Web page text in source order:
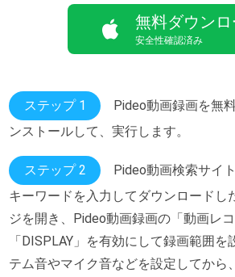
無料ダウンロ
安全性確認済み
ステップ 1
Pideo動画録画を無
ンストールして、実行します。
ステップ 2
Pideo動画検索サイ
キーワードを入力してダウンロードし
ジを開き、Pideo動画録画の「動画レ
「DISPLAY」を有効にして録画範囲
テム音やマイク音などを設定してから